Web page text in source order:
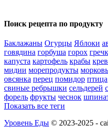
Поиск рецепта по продукту
Баклажаны Огурцы Яблоки
говядина горбуша горох
капуста картофель крабы
мидии морепродукты морковь
овсянка перец помидор птица
свиные ребрышки сельдерей
форель фрукты чеснок
Показать все теги
Уровень Еды © 2023-2025 -